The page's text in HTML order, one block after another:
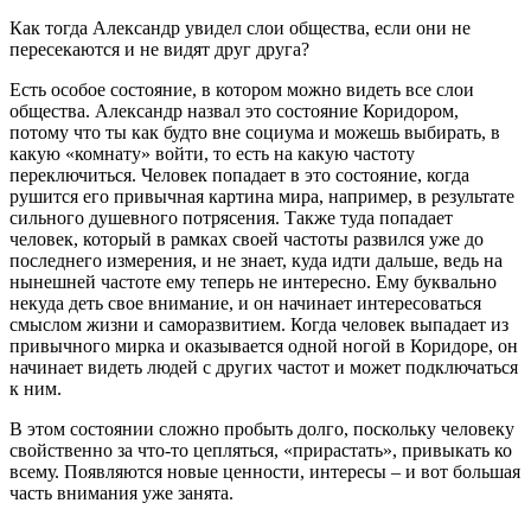
Как тогда Александр увидел слои общества, если они не
пересекаются и не видят друг друга?
Есть особое состояние, в котором можно видеть все слои
общества. Александр назвал это состояние Коридором,
потому что ты как будто вне социума и можешь выбирать, в
какую «комнату» войти, то есть на какую частоту
переключиться. Человек попадает в это состояние, когда
рушится его привычная картина мира, например, в результате
сильного душевного потрясения. Также туда попадает
человек, который в рамках своей частоты развился уже до
последнего измерения, и не знает, куда идти дальше, ведь на
нынешней частоте ему теперь не интересно. Ему буквально
некуда деть свое внимание, и он начинает интересоваться
смыслом жизни и саморазвитием. Когда человек выпадает из
привычного мирка и оказывается одной ногой в Коридоре, он
начинает видеть людей с других частот и может подключаться
к ним.
В этом состоянии сложно пробыть долго, поскольку человеку
свойственно за что-то цепляться, «прирастать», привыкать ко
всему. Появляются новые ценности, интересы – и вот большая
часть внимания уже занята.